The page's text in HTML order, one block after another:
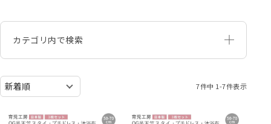
カテゴリ内で検索
7件中 1-7件表示